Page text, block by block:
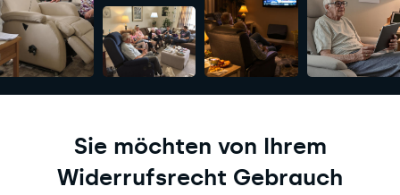
Sie möchten von Ihrem
Widerrufsrecht Gebrauch